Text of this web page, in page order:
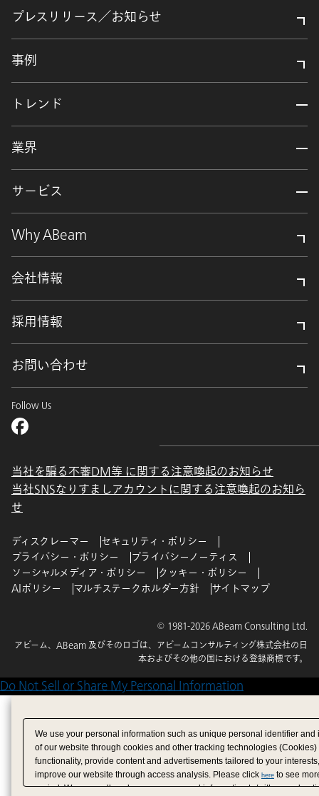
プレスリリース／お知らせ
事例
トレンド
業界
サービス
Why ABeam
会社情報
採用情報
お問い合わせ
Follow Us
当社を騙る不審DM等 に関する注意喚起のお知らせ
当社SNSなりすましアカウントに関する注意喚起のお知ら
せ
ディスクレーマー
セキュリティ・ポリシー
プライバシー・ポリシー
プライバシーノーティス
ソーシャルメディア・ポリシー
クッキー・ポリシー
AIポリシー
マルチステークホルダー方針 サイトマップ
© 1981-2026 ABeam Consulting Ltd.
アビーム、ABeam 及びそのロゴは、アビームコンサルティング株式会社の日
本およびその他の国における登録商標です。
Do Not Sell or Share My Personal Information
We use your personal information such as unique personal identifier
of our website through cookies and other tracking technologies
functionality, provide content and advertisements tailored to your
improve our website through access analysis. Please click here to see
period. We may sell or share your personal information to/with our